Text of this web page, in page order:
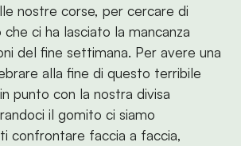
nostre corse, per cercare di
ci ha lasciato la mancanza
del fine settimana. Per avere una
alla fine di questo terribile
punto con la nostra divisa
il gomito ci siamo
confrontare faccia a faccia,